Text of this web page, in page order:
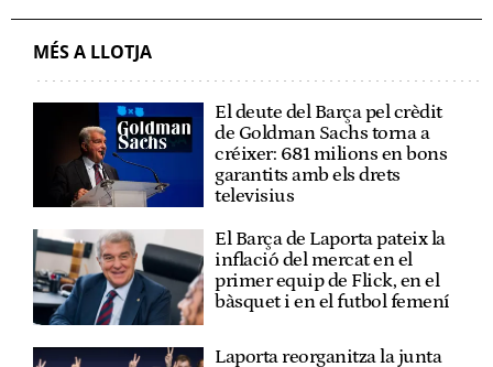
MÉS A LLOTJA
El deute del Barça pel crèdit
de Goldman Sachs torna a
créixer: 681 milions en bons
garantits amb els drets
televisius
El Barça de Laporta pateix la
inflació del mercat en el
primer equip de Flick, en el
bàsquet i en el futbol femení
Laporta reorganitza la junta